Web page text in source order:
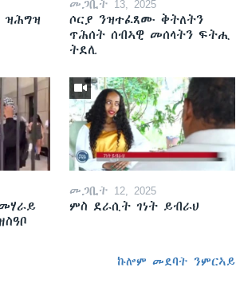
ዝሕግዝ
መጋቢት 13, 2025
ሶርያ ንዝተፈጸሙ ቅትለትን
ጥሕሰት ሰብኣዊ መሰላትን ፍትሒ
ትደሊ
መጋቢት 12, 2025
ምስ ደራሲት ገነት ይብራህ
ኩሎም መደባት ንምርኣይ